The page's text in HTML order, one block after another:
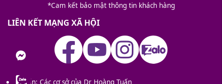
*Cam kết bảo mật thông tin khách hàng
LIÊN KẾT MẠNG XÃ HỘI
Tư vấn: Các cơ sở của Dr Hoàng Tuấn